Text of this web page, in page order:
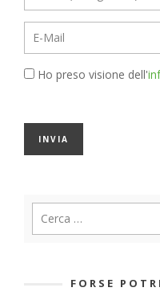
Ho preso visione dell'
FORSE